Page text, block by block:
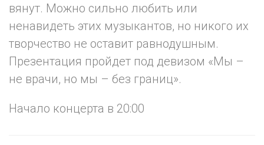
вянут. Можно сильно любить или
ненавидеть этих музыкантов, но никого их
творчество не оставит равнодушным.
Презентация пройдет под девизом «Мы –
не врачи, но мы – без границ».
Начало концерта в 20:00